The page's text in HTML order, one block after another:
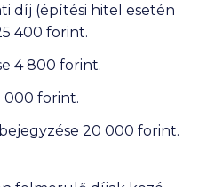
díj (építési hitel esetén
400 forint.
4 800 forint.
000 forint.
20 000 forint.